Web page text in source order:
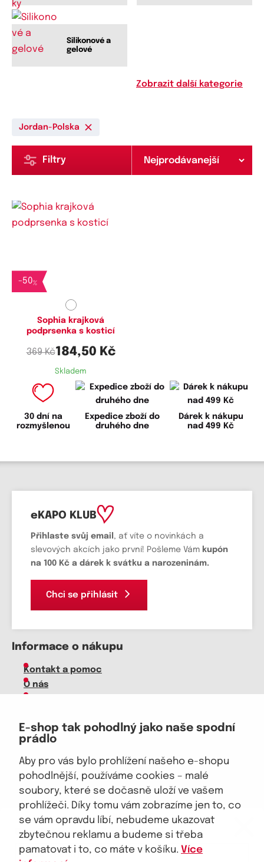
E-shop tak pohodlný jako naše spodní
prádlo
Aby pro vás bylo prohlížení našeho e-shopu
pohodlnější, používáme cookies – malé
soubory, které se dočasně uloží ve vašem
prohlížeči. Díky tomu vám zobrazíme jen to, co
se vám opravdu líbí, nebudeme ukazovat
zbytečnou reklamu a budeme si třeba
pamatovat i to, co máte v košíku. Více
Silikonové a
gelové
Zobrazit další kategorie
Jordan-Polska
Filtry
-50%
Sophia krajková
podprsenka s kosticí
369 Kč184,50 Kč
Skladem
30 dní na
rozmyšlenou
Expedice zboží do
druhého dne
Dárek k nákupu
nad 499 Kč
eKAPO KLUB
Přihlaste svůj email , ať víte o novinkách a
slevových akcích jako první! Pošleme Vám kupón
na 100 Kč a dárek k svátku a narozeninám.
Chci se přihlásit
Informace o nákupu
Kontakt a pomoc
O nás
Velkoobchod
Vrácení zboží, reklamace
Obchodní podmínky
Průvodce spokojené ženy
Staňte se naším fanouškem
eKAPO KLUB
Sleva 100 Kč na první nákupnad 1000 Kč